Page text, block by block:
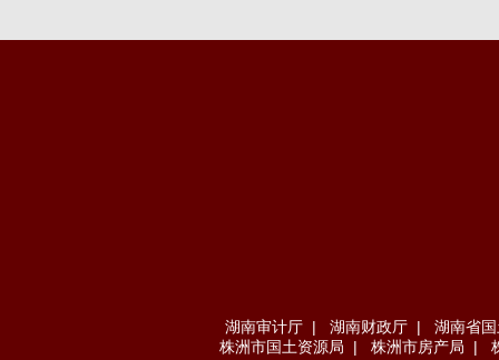
湖南审计厅 | 湖南财政厅 |
湖南省
株洲市国土资源局
| 株洲市房产局 |